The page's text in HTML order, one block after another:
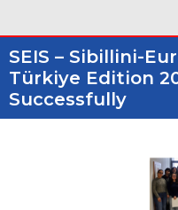
SEIS – Sibillini-
Türkiye Edition
Successfully